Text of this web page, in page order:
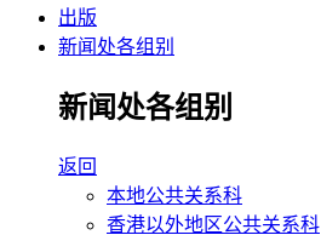
出版
新闻处各组别
新闻处各组别
返回
本地公共关系科
香港以外地区公共关系科